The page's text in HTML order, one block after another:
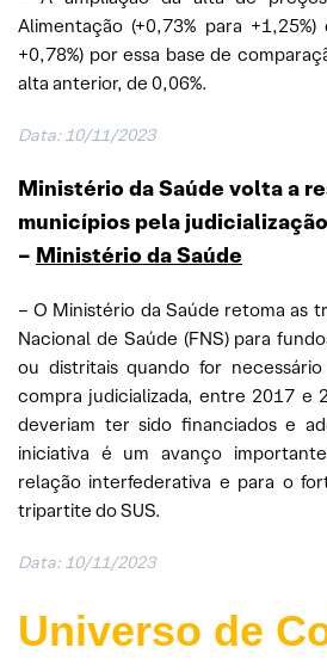
Alimentação (+0,73% para
+0,78%) por essa base de
alta anterior, de 0,06%.
Data: 10/11/2023
Ministério da Saúde volta a
municípios pela
– Ministério da Saúde
– O Ministério da Saúde retoma as
Nacional de Saúde (FNS) para
ou distritais quando for
compra judicializada, entre 2017 e
deveriam ter sido financiados e
iniciativa é um avanço
relação interfederativa e para o
tripartite do SUS.
Data: 10/11/2023
Universo de